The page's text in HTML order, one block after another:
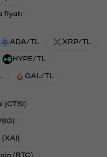
fiyatı
ADA/TL XRP/TL
HYPE/TL
GAL/TL
(CTSI)
(XAI)
(BTC)